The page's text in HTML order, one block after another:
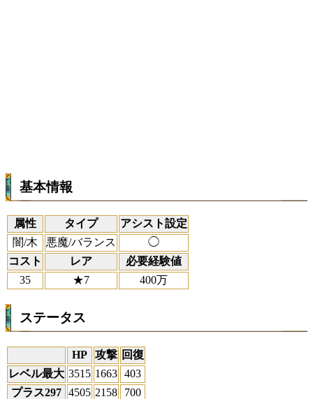
基本情報
属性 タイプ
アシスト設定
闇/木
悪魔/バランス
◯
コスト
レア
必要経験値
35
★7 400万
ステータス
HP 攻撃 回復
レベル最大 3515 1663 403
プラス297 4505 2158 700